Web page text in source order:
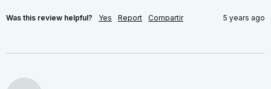
Was this review helpful? Yes Report Compartir 5 years ago